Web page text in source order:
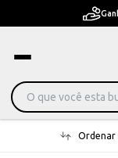
Ordenar